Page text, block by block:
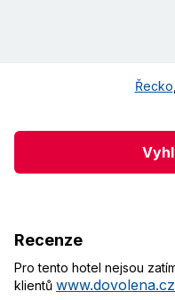
Řecko
Recenze
Pro tento hotel nejsou
klientů www.dovolena.cz